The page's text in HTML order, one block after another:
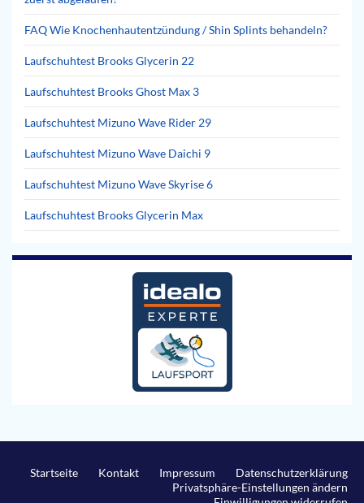
FAQ Wie Knochenhautentzündung / Shin Splints behandeln?
Laufschuhtest Brooks Glycerin 22
Laufschuhtest Brooks Ghost Max 3
Laufschuhtest Mizuno Wave Rider 29
Laufschuhtest Mizuno Wave Daichi 9
Laufschuhtest Mizuno Wave Skyrise 6
Laufschuhtest Brooks Glycerin Max
Startseite Kontakt Impressum
Datenschutzerklärung
Privatsphäre-Einstellungen ändern